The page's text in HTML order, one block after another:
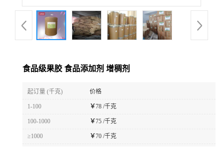
食品级果胶 食品添加剂 增稠剂
起订量 (千克) 价格
1-100 ￥78 /千克
100-1000 ￥75 /千克
≥1000 ￥70 /千克